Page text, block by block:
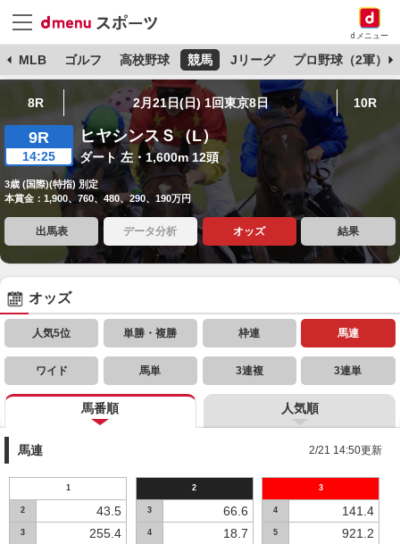
dメニュー
MLB ゴルフ 高校野球 競馬 Jリーグ プロ野球（2軍）
8R 2月21日(日) 1回東京8日 10R
9R
14:25
ヒヤシンスＳ（L）
ダート 左・1,600m 12頭
3歳 (国際)(特指) 別定
本賞金：1,900、760、480、290、190万円
出馬表 データ分析 オッズ 結果
オッズ
人気5位 単勝・複勝 枠連 馬連
ワイド 馬単 3連複 3連単
馬番順 人気順
馬連 2/21 14:50更新
1
2 43.5
3 255.4
2
3 66.6
4 18.7
3
4 141.4
5 921.2